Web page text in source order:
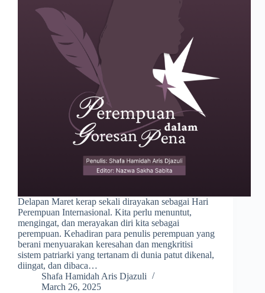
Delapan Maret kerap sekali dirayakan sebagai Hari
Perempuan Internasional. Kita perlu menuntut,
mengingat, dan merayakan diri kita sebagai
perempuan. Kehadiran para penulis perempuan yang
berani menyuarakan keresahan dan mengkritisi
sistem patriarki yang tertanam di dunia patut dikenal,
diingat, dan dibaca…
Shafa Hamidah Aris Djazuli
March 26, 2025